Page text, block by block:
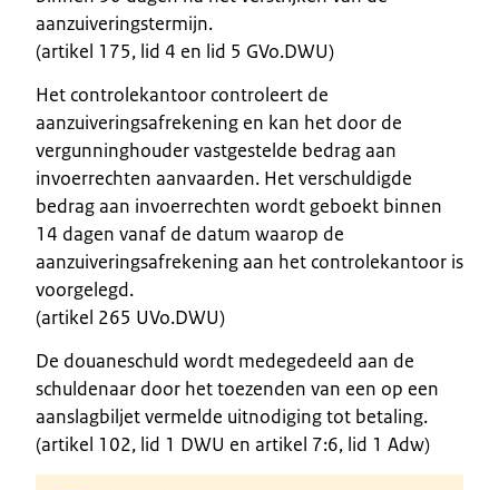
aanzuiveringstermijn.
(artikel 175, lid 4 en lid 5 GVo.DWU)
Het controlekantoor controleert de
aanzuiveringsafrekening en kan het door de
vergunninghouder vastgestelde bedrag aan
invoerrechten aanvaarden. Het verschuldigde
bedrag aan invoerrechten wordt geboekt binnen
14 dagen vanaf de datum waarop de
aanzuiveringsafrekening aan het controlekantoor is
voorgelegd.
(artikel 265 UVo.DWU)
De douaneschuld wordt medegedeeld aan de
schuldenaar door het toezenden van een op een
aanslagbiljet vermelde uitnodiging tot betaling.
(artikel 102, lid 1 DWU en artikel 7:6, lid 1 Adw)